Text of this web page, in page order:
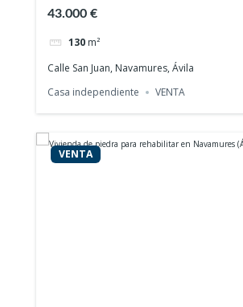
43.000 €
130 m²
Calle San Juan, Navamures, Ávila
Casa independiente
VENTA
VENTA